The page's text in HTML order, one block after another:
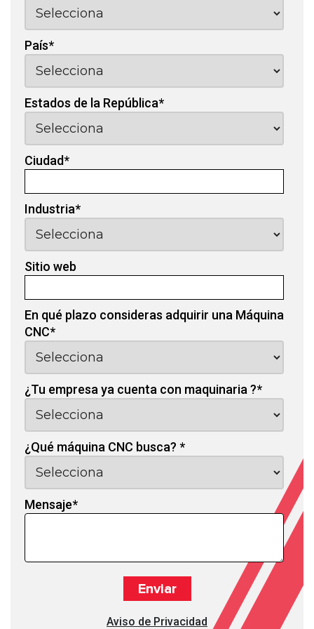
País*
Estados de la República*
Ciudad*
Industria*
Sitio web
En qué plazo consideras adquirir una Máquina
CNC*
¿Tu empresa ya cuenta con maquinaria ?*
¿Qué máquina CNC busca? *
Mensaje*
Aviso de Privacidad